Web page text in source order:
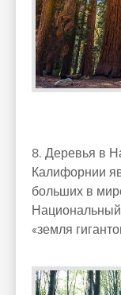
8. Деревья в
Калифорнии
больших в
Национальный
«земля